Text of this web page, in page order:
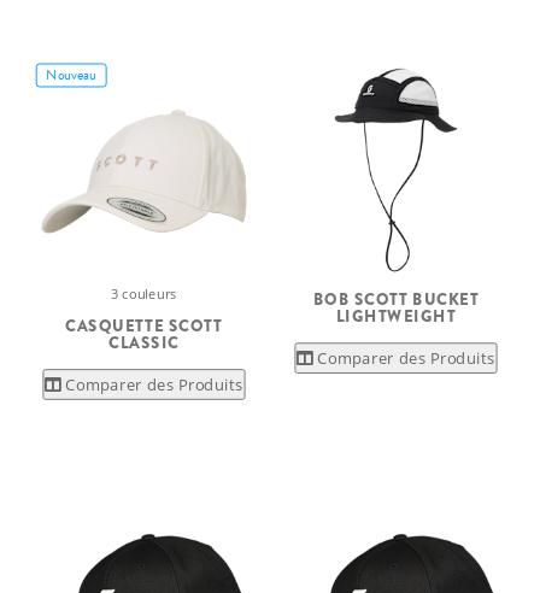
Nouveau
3 couleurs
CASQUETTE SCOTT
CLASSIC
Comparer des Produits
BOB SCOTT BUCKET
LIGHTWEIGHT
Comparer des Produits